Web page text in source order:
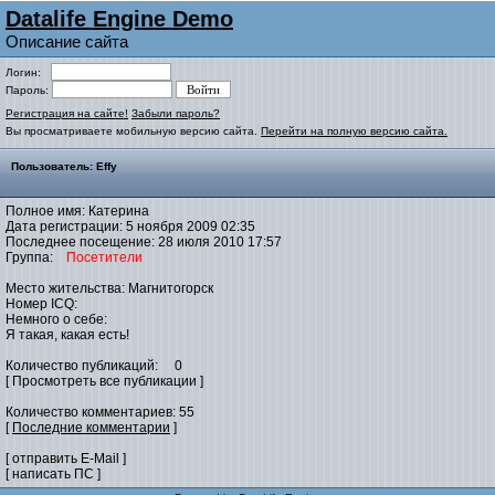
Datalife Engine Demo
Описание сайта
Логин:
Пароль:
Регистрация на сайте! Забыли пароль?
Вы просматриваете мобильную версию сайта. Перейти на полную версию сайта.
Пользователь: Effy
Полное имя: Катерина
Дата регистрации: 5 ноября 2009 02:35
Последнее посещение: 28 июля 2010 17:57
Группа:
Посетители
Место жительства: Магнитогорск
Номер ICQ:
Немного о себе:
Я такая, какая есть!
Количество публикаций: 0
[ Просмотреть все публикации ]
Количество комментариев: 55
[ Последние комментарии ]
[ отправить E-Mail ]
[ написать ПС ]